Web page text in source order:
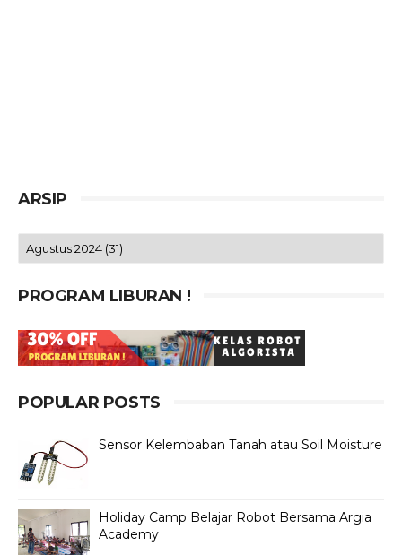
ARSIP
PROGRAM LIBURAN !
POPULAR POSTS
Sensor Kelembaban Tanah atau Soil Moisture
Holiday Camp Belajar Robot Bersama Argia
Academy